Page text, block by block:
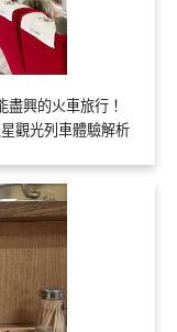
興的火車旅行！
觀光列車體驗解析